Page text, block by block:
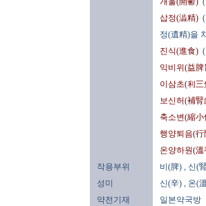
삽정(澁精)
정(遺精)을
진식(進食)
익비위(益脾
이삼초(利三
보신허(補腎
축소변(縮小
행양퇴음(行
온양하원(
작용부위
비(脾)
, 신(
성미
신(辛)
, 온(
약전기재
일본약국방